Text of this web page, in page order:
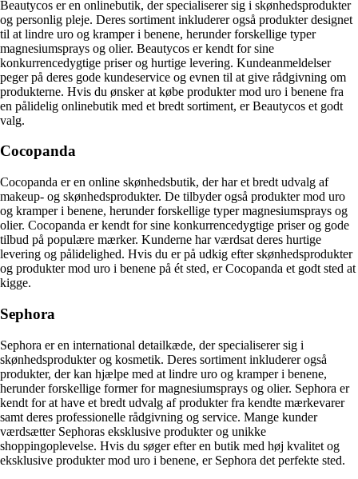
Beautycos er en onlinebutik, der specialiserer sig i skønhedsprodukter
og personlig pleje. Deres sortiment inkluderer også produkter designet
til at lindre uro og kramper i benene, herunder forskellige typer
magnesiumsprays og olier. Beautycos er kendt for sine
konkurrencedygtige priser og hurtige levering. Kundeanmeldelser
peger på deres gode kundeservice og evnen til at give rådgivning om
produkterne. Hvis du ønsker at købe produkter mod uro i benene fra
en pålidelig onlinebutik med et bredt sortiment, er Beautycos et godt
valg.
Cocopanda
Cocopanda er en online skønhedsbutik, der har et bredt udvalg af
makeup- og skønhedsprodukter. De tilbyder også produkter mod uro
og kramper i benene, herunder forskellige typer magnesiumsprays og
olier. Cocopanda er kendt for sine konkurrencedygtige priser og gode
tilbud på populære mærker. Kunderne har værdsat deres hurtige
levering og pålidelighed. Hvis du er på udkig efter skønhedsprodukter
og produkter mod uro i benene på ét sted, er Cocopanda et godt sted at
kigge.
Sephora
Sephora er en international detailkæde, der specialiserer sig i
skønhedsprodukter og kosmetik. Deres sortiment inkluderer også
produkter, der kan hjælpe med at lindre uro og kramper i benene,
herunder forskellige former for magnesiumsprays og olier. Sephora er
kendt for at have et bredt udvalg af produkter fra kendte mærkevarer
samt deres professionelle rådgivning og service. Mange kunder
værdsætter Sephoras eksklusive produkter og unikke
shoppingoplevelse. Hvis du søger efter en butik med høj kvalitet og
eksklusive produkter mod uro i benene, er Sephora det perfekte sted.